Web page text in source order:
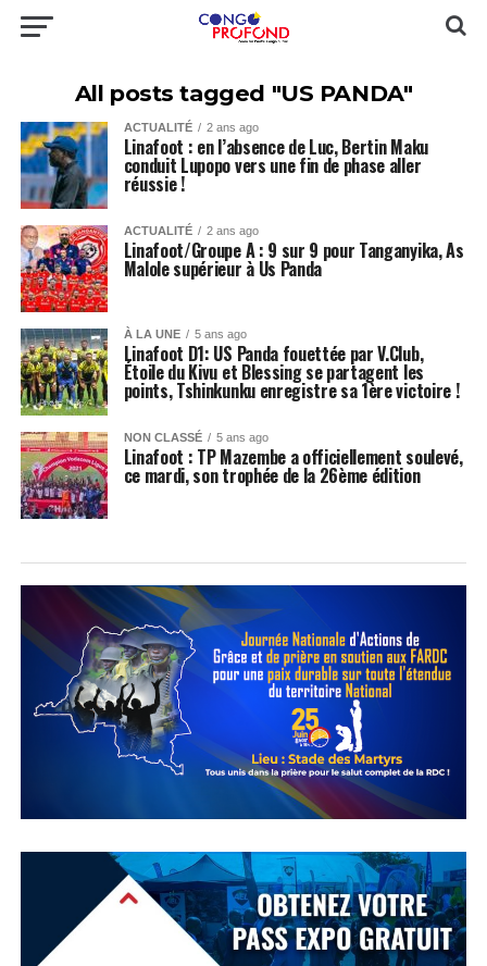
All posts tagged "US PANDA"
ACTUALITÉ 2 ans ago
Linafoot : en l’absence de Luc, Bertin Maku
conduit Lupopo vers une fin de phase aller
réussie !
ACTUALITÉ 2 ans ago
Linafoot/Groupe A : 9 sur 9 pour Tanganyika, As
Malole supérieur à Us Panda
À LA UNE 5 ans ago
Linafoot D1: US Panda fouettée par V.Club,
Étoile du Kivu et Blessing se partagent les
points, Tshinkunku enregistre sa 1ère victoire !
NON CLASSÉ 5 ans ago
Linafoot : TP Mazembe a officiellement soulevé,
ce mardi, son trophée de la 26ème édition